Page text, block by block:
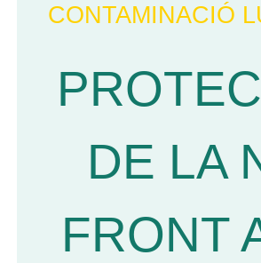
CONTAMINACIÓ
DE LA
FRONT